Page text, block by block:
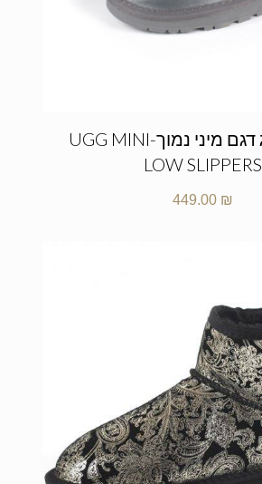
מגפי האגג דגם מיני נמוך-UGG MINI
LOW SLIPPERS
449.00 ₪